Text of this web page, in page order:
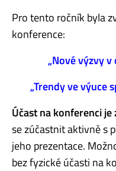
Pro tento ročník byla
konference:
„Nové výzvy
„Trendy ve výuce
Účast na konferenci je
se zúčastnit aktivně s
jeho prezentace.
bez fyzické účasti na